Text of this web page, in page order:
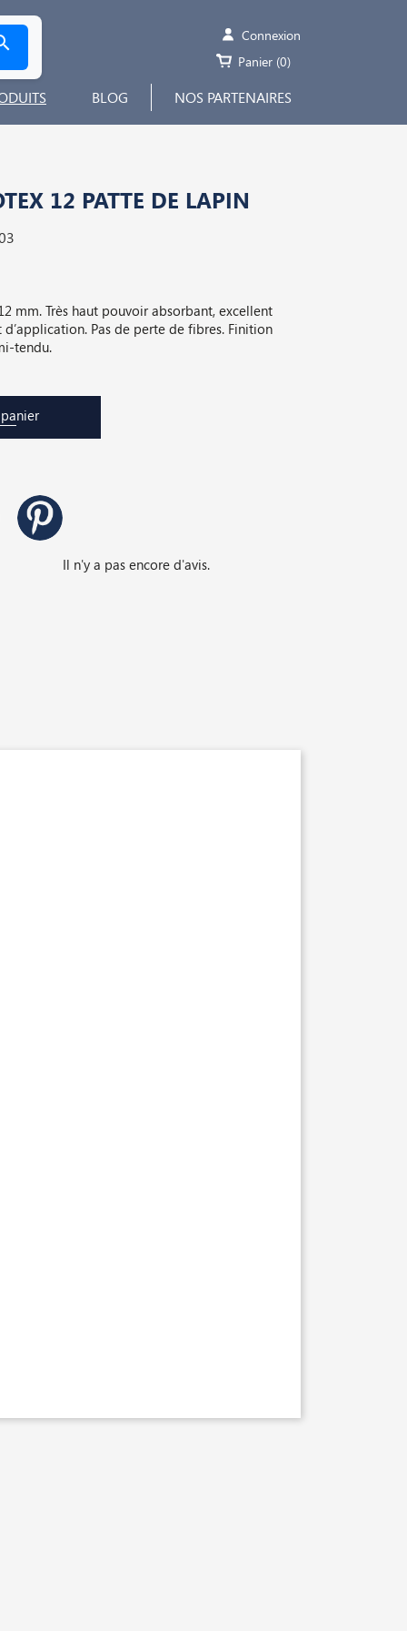
Connexion
Panier (0)
BLOG NOS PARTENAIRES
12 PATTE DE LAPIN
mm. Très haut pouvoir absorbant, excellent
Pas de perte de fibres. Finition
tendu.
Il n'y a pas encore d'avis.